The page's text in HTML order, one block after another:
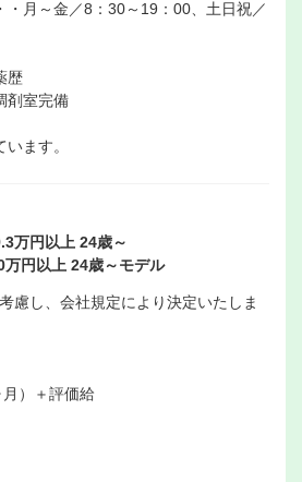
・月～金／8：30～19：00、土日祝／
歴
剤室完備
ます。
万円以上 24歳～
万円以上 24歳～モデル
慮し、会社規定により決定いたしま
）＋評価給